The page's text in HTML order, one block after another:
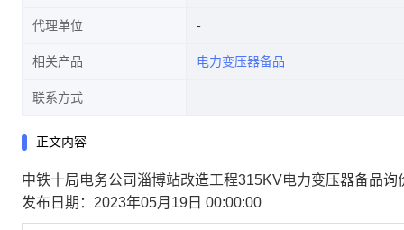
代理单位
相关产品 电力变压器备品
联系方式
正文内容
中铁十局电务公司淄博站改造工程315KV电力变压器备品询
发布日期：2023年05月19日 00:00:00